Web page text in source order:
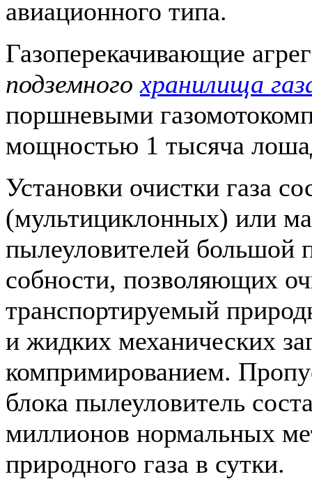
авиационного типа.
Газоперекачивающие
подземногохранилища
поршневыми
мощностью 1 тысяча
Установки очистки газа
(мультициклонных) или
пылеуловителей большой
собности, позволяющих
транспортируемый
и жидких механических
компримированием.
блока пыле­уловитель
миллионов нормальных
природного газа в сутки.